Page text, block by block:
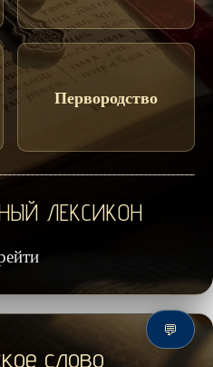
Первородство
ЛЕКСИКОН
слово
💬